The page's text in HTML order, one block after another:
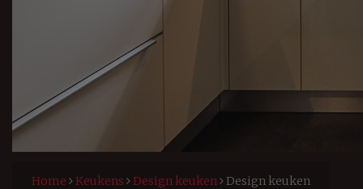
Home Keukens Design keuken Design keuken